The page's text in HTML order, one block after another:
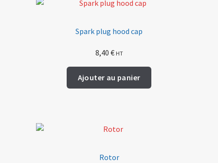
Spark plug hood cap
8,40 € HT
Ajouter au panier
Rotor